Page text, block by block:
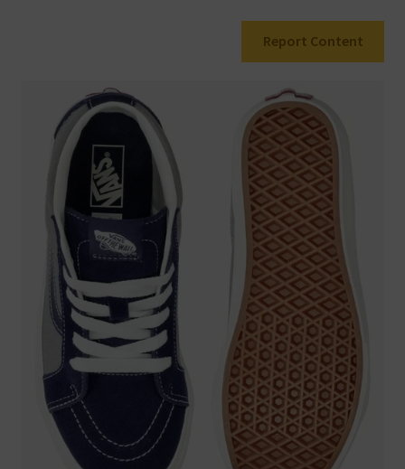
Report Content